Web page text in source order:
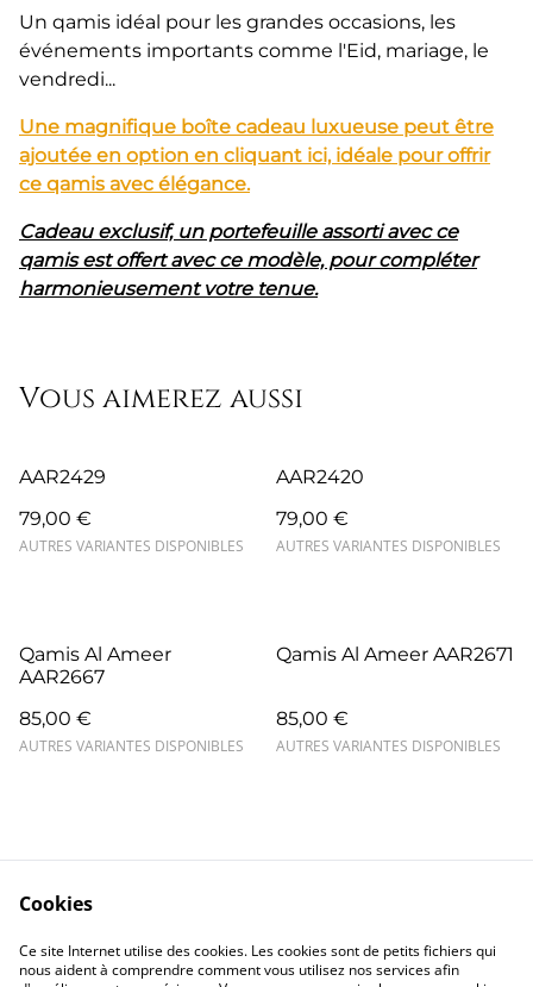
Un qamis idéal pour les grandes occasions, les
événements importants comme l'Eid, mariage, le
vendredi...
Une magnifique boîte cadeau luxueuse peut être
ajoutée en option en cliquant ici, idéale pour offrir
ce qamis avec élégance.
Cadeau exclusif, un portefeuille assorti avec ce
qamis est offert avec ce modèle, pour compléter
harmonieusement votre tenue.
Vous aimerez aussi
AAR2429
79,00 €
AUTRES VARIANTES DISPONIBLES
AAR2420
79,00 €
AUTRES VARIANTES DISPONIBLES
Qamis Al Ameer
AAR2667
85,00 €
AUTRES VARIANTES DISPONIBLES
Qamis Al Ameer AAR2671
85,00 €
AUTRES VARIANTES DISPONIBLES
Contact
Mentions légales
Confidentialité
Cookies
Cookies
Ce site Internet utilise des cookies. Les cookies sont de petits fichiers qui
nous aident à comprendre comment vous utilisez nos services afin